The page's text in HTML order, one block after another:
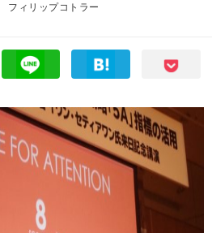
フィリップコトラー